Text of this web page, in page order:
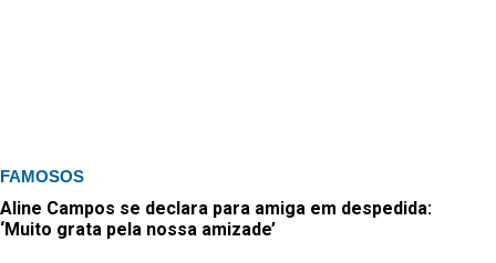
FAMOSOS
Aline Campos se declara para amiga em despedida:
‘Muito grata pela nossa amizade’